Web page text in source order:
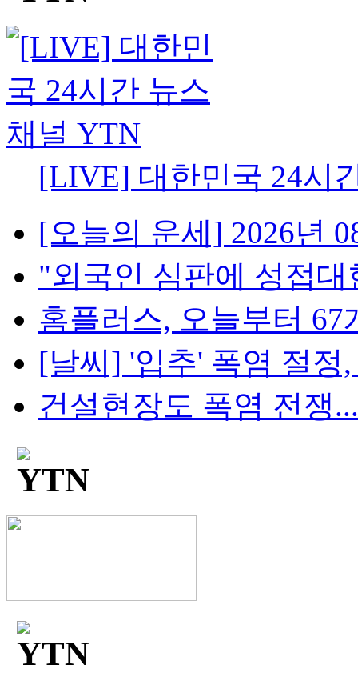
[LIVE] 대한민국 24시
[오늘의 운세] 2026년
"외국인 심판에 성접대
홈플러스, 오늘부터 67
[날씨] '입추' 폭염 절정,
건설현장도 폭염 전쟁